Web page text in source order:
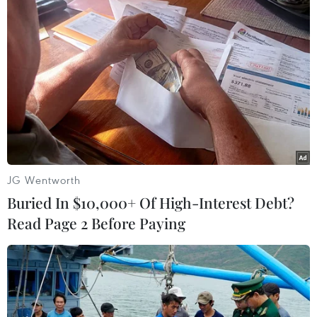
TIN LIÊN QUAN
JG Wentworth
Buried In $10,000+ Of High-Interest Debt?
Read Page 2 Before Paying